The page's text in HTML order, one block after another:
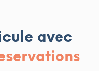
avec